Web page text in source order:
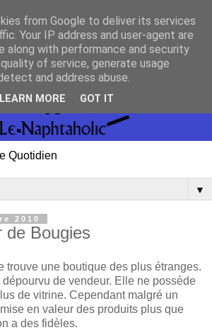
Quotidien
▼
2010
de Bougies
trouve une boutique des plus étranges.
dépourvu de vendeur. Elle ne possède
de vitrine. Cependant malgré un
en valeur des produits plus que
a des fidèles.
from Google to deliver its services
Your IP address and user-agent are
along with performance and security
of service, generate usage
and address abuse.
LEARN MORE GOT IT